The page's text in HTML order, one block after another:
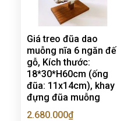
Giá treo đũa dao
muỗng nĩa 6 ngăn đế
gỗ, Kích thước:
18*30*H60cm (ống
đũa: 11x14cm), khay
đựng đũa muỗng
2.680.000₫